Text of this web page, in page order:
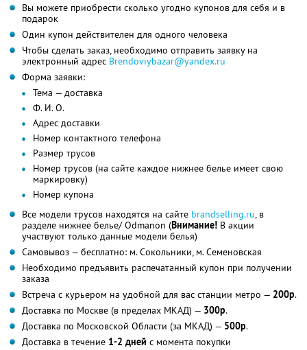
Вы можете приобрести сколько угодно купонов для себя и в
подарок
Один купон действителен для одного человека
Чтобы сделать заказ, необходимо отправить заявку на
электронный адрес Brendoviybazar@yandex.ru
Форма заявки:
Тема — доставка
Ф. И. О.
Адрес доставки
Номер контактного телефона
Размер трусов
Номер трусов (на сайте каждое нижнее белье имеет свою
маркировку)
Номер купона
Все модели трусов находятся на сайте brandselling.ru, в
разделе нижнее белье/ Odmanon (Внимание! В акции
участвуют только данные модели белья)
Самовывоз — бесплатно: м. Сокольники, м. Семеновская
Необходимо предъявить распечатанный купон при получении
заказа
Встреча с курьером на удобной для вас станции метро — 200р.
Доставка по Москве (в пределах МКАД) — 300р.
Доставка по Московской Области (за МКАД) — 500р.
Доставка в течение 1-2 дней с момента покупки